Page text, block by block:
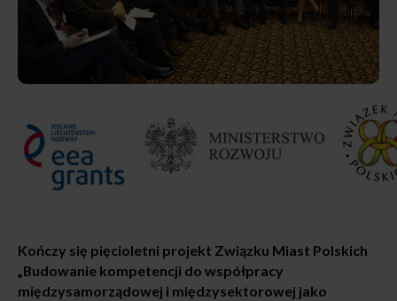
Kończy się pięcioletni projekt Związku Miast Polskich
„Budowanie kompetencji do współpracy
międzysamorządowej i międzysektorowej jako